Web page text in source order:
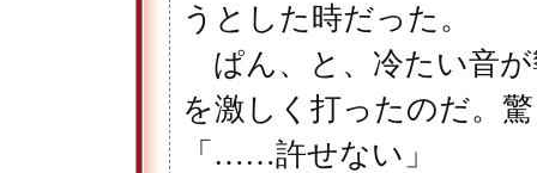
うとした時だった。
ぱん、と、冷たい音が
を激しく打ったのだ。
「……許せない」